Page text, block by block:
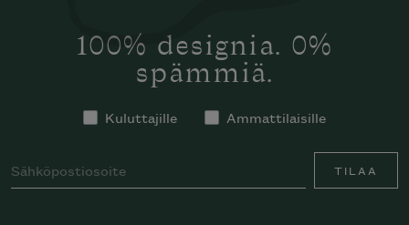
100% designia. 0%
spämmiä.
Kuluttajille Ammattilaisille
TILAA